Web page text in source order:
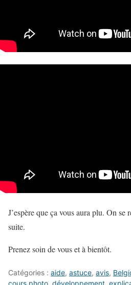
J’espère que ça vous aura plu. On se
suite.
Prenez soin de vous et à bientôt.
Catégories : aide, astuce, avis,